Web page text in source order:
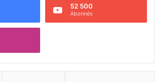
52 500
Abonnés